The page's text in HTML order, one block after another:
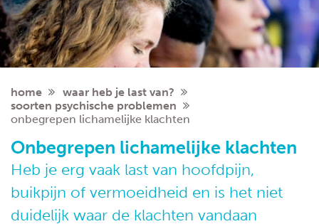
home
waar heb je last van?
soorten psychische problemen
onbegrepen lichamelijke klachten
Onbegrepen lichamelijke klachten
Heb je erg vaak last van hoofdpijn,
buikpijn of vermoeidheid en is het niet
duidelijk waar de klachten vandaan